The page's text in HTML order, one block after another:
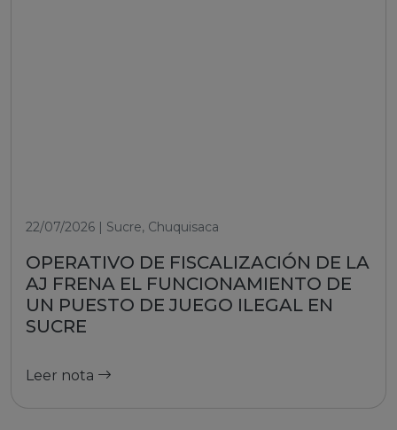
22/07/2026 | Sucre, Chuquisaca
OPERATIVO DE FISCALIZACIÓN DE LA
AJ FRENA EL FUNCIONAMIENTO DE
UN PUESTO DE JUEGO ILEGAL EN
SUCRE
Leer nota